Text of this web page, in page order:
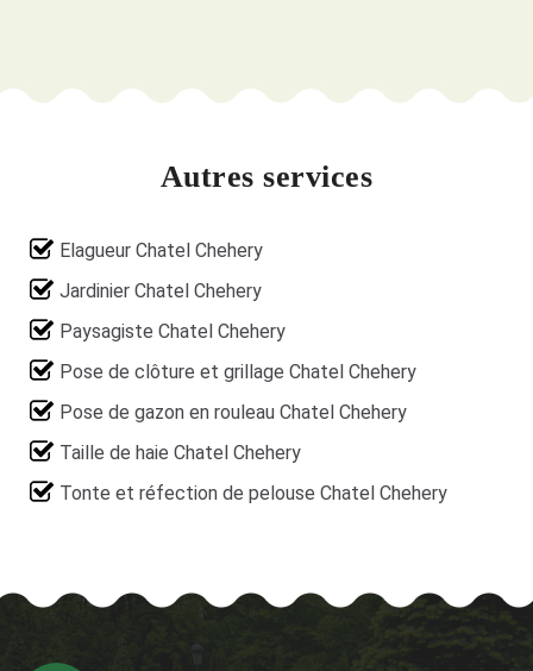
Autres services
Elagueur Chatel Chehery
Jardinier Chatel Chehery
Paysagiste Chatel Chehery
Pose de clôture et grillage Chatel Chehery
Pose de gazon en rouleau Chatel Chehery
Taille de haie Chatel Chehery
Tonte et réfection de pelouse Chatel Chehery